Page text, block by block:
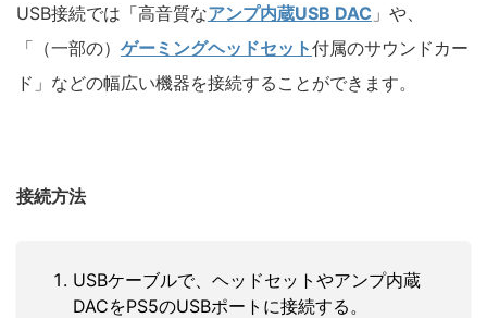
USB接続では「高音質なアンプ内蔵USB DAC 」や、
「（一部の） ゲーミングヘッドセット付属のサウンドカー
ド」などの幅広い機器を接続することができます。
接続方法
USBケーブルで、ヘッドセットやアンプ内蔵
DACをPS5のUSBポートに接続する。